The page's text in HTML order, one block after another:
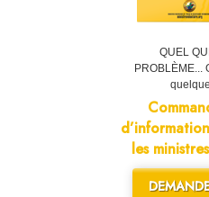
QUEL
PROBLÈME...
les